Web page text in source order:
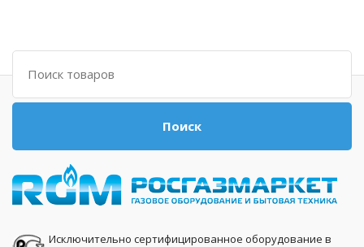
Поиск
Поиск
Исключительно сертифицированное оборудование в